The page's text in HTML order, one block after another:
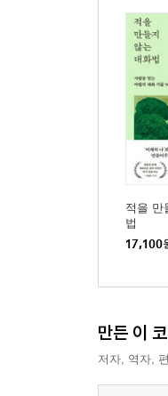
Scene 54
Scene 55
Scene 56
에필로그
적을 만
법
17,100
만든 이
저자, 역자,